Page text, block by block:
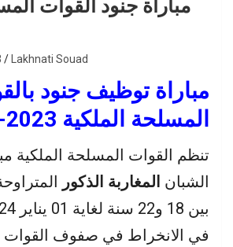
مباراة جنود القوات
Lakhnati Souad
مباراة توظيف جنود
المسلحة الملكية 2023-2024
تنظم القوات المسلحة الملكية
الشبان المغاربة الذكور
في الانخراط في صفوف القوات